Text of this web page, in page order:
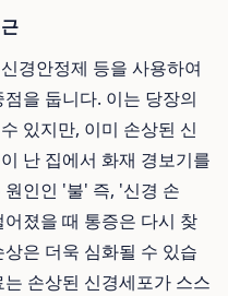
경안정제 등을 사용하여
을 둡니다. 이는 당장의
있지만, 이미 손상된 신
난 집에서 화재 경보기를
인인 '불' 즉, '신경 손
졌을 때 통증은 다시 찾
은 더욱 심화될 수 있습
손상된 신경세포가 스스